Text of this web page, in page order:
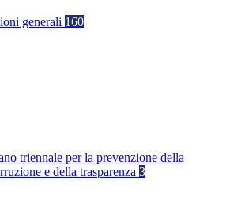
generali 160
triennale per la prevenzione della
e della trasparenza 3